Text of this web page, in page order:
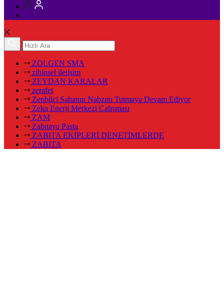
ZOLGEN SMA
zihinsel iletişim
ZEYDAN KARALAR
zerafet
Zenbilci Sahanın Nabzını Tutmaya Devam Ediyor
Zeka Enerji Merkezi Çalışması
ZAM
Zabıtaya Pasta
ZABITA EKİPLERİ DENETİMLERDE
ZABITA